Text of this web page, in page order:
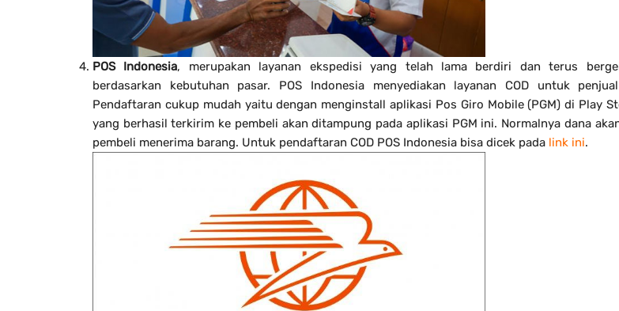
POS Indonesia, merupakan layanan ekspedisi yang telah lama berdiri dan terus
berdasarkan kebutuhan pasar. POS Indonesia menyediakan layanan COD untuk
Pendaftaran cukup mudah yaitu dengan menginstall aplikasi Pos Giro Mobile (PGM) di Play
yang berhasil terkirim ke pembeli akan ditampung pada aplikasi PGM ini. Normalnya dana
pembeli menerima barang. Untuk pendaftaran COD POS Indonesia bisa dicek pada link ini.